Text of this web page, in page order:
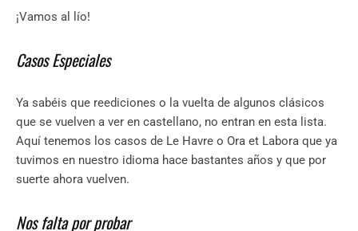
¡Vamos al lío!
Casos Especiales
Ya sabéis que reediciones o la vuelta de algunos clásicos
que se vuelven a ver en castellano, no entran en esta lista.
Aquí tenemos los casos de Le Havre o Ora et Labora que ya
tuvimos en nuestro idioma hace bastantes años y que por
suerte ahora vuelven.
Nos falta por probar